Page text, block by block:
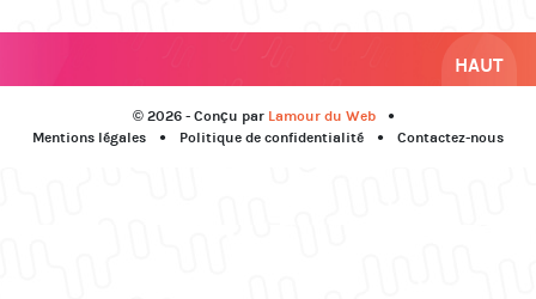
HAUT
© 2026 - Conçu par Lamour du Web
Mentions légales
Politique de confidentialité Contactez-nous